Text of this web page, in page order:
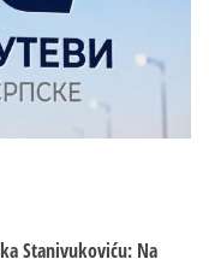
Stanivukoviću: Na